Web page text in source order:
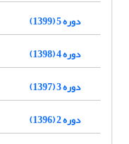
دوره 5 (1399)
دوره 4 (1398)
دوره 3 (1397)
دوره 2 (1396)